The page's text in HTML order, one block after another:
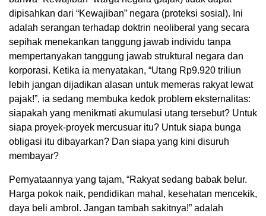
dipisahkan dari “Kewajiban” negara (proteksi sosial). Ini
adalah serangan terhadap doktrin neoliberal yang secara
sepihak menekankan tanggung jawab individu tanpa
mempertanyakan tanggung jawab struktural negara dan
korporasi. Ketika ia menyatakan, “Utang Rp9.920 triliun
lebih jangan dijadikan alasan untuk memeras rakyat lewat
pajak!”, ia sedang membuka kedok problem eksternalitas:
siapakah yang menikmati akumulasi utang tersebut? Untuk
siapa proyek-proyek mercusuar itu? Untuk siapa bunga
obligasi itu dibayarkan? Dan siapa yang kini disuruh
membayar?
Pernyataannya yang tajam, “Rakyat sedang babak belur.
Harga pokok naik, pendidikan mahal, kesehatan mencekik,
daya beli ambrol. Jangan tambah sakitnya!” adalah